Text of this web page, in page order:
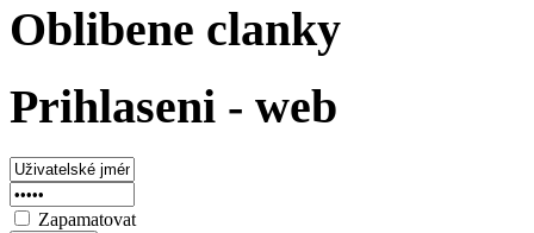
Oblibene clanky
Prihlaseni - web
Zapamatovat